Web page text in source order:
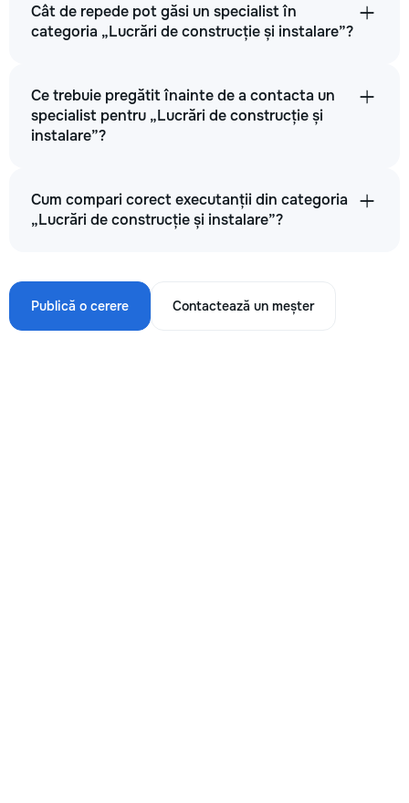
Cât de repede pot găsi un specialist în
categoria „Lucrări de construcție și instalare”?
Ce trebuie pregătit înainte de a contacta un
specialist pentru „Lucrări de construcție și
instalare”?
Cum compari corect executanții din categoria
„Lucrări de construcție și instalare”?
Publică o cerere Contactează un meșter